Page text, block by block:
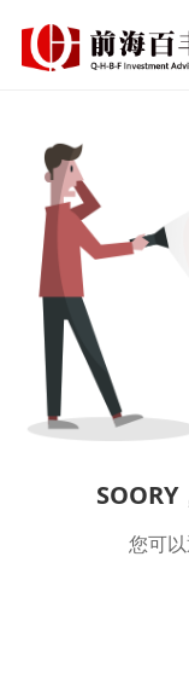
SOORY
您可